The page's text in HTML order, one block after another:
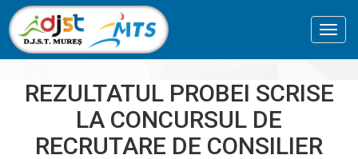
REZULTATUL PROBEI SCRISE
LA CONCURSUL DE
RECRUTARE DE CONSILIER